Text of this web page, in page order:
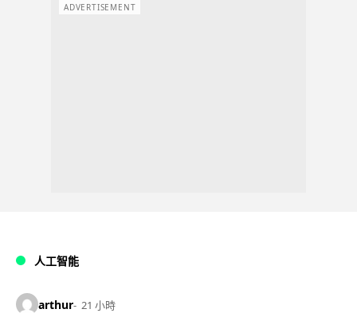
ADVERTISEMENT
人工智能
arthur 21 小時